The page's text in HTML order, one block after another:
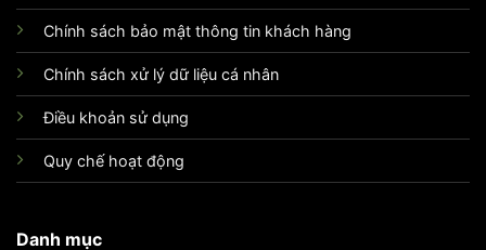
Chính sách bảo mật thông tin khách hàng
Chính sách xử lý dữ liệu cá nhân
Điều khoản sử dụng
Quy chế hoạt động
Danh mục